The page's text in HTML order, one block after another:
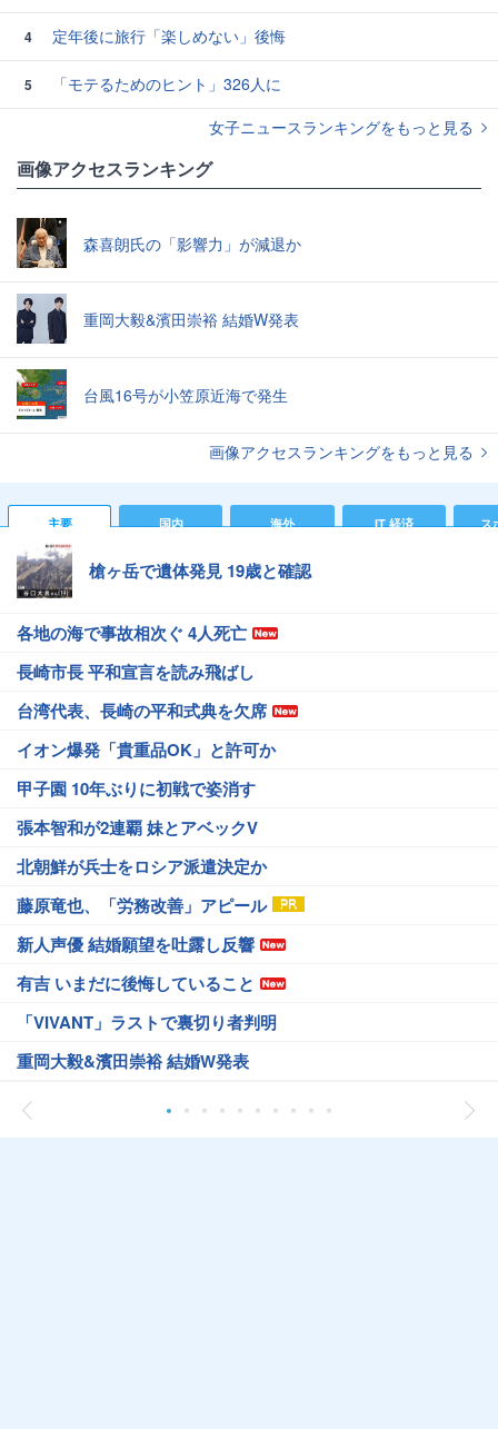
4 定年後に旅行「楽しめない」後悔
5
「モテるためのヒント」326人に
女子ニュースランキングをもっと見る
画像アクセスランキング
森喜朗氏の「影響力」が減退か
重岡大毅&濱田崇裕 結婚W発表
台風16号が小笠原近海で発生
画像アクセスランキングをもっと見る
主要 国内 海外 IT 経済 ス
槍ヶ岳で遺体発見 19歳と確認
各地の海で事故相次ぐ 4人死亡
長崎市長 平和宣言を読み飛ばし
台湾代表、長崎の平和式典を欠席
イオン爆発「貴重品OK」と許可か
甲子園 10年ぶりに初戦で姿消す
張本智和が2連覇 妹とアベックV
北朝鮮が兵士をロシア派遣決定か
藤原竜也、「労務改善」アピール
新人声優 結婚願望を吐露し反響
有吉 いまだに後悔していること
「VIVANT」ラストで裏切り者判明
重岡大毅&濱田崇裕 結婚W発表